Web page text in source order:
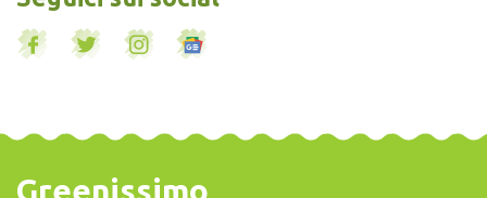
Greenissimo